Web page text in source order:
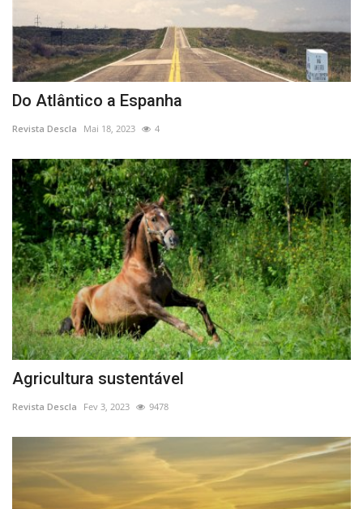
Do Atlântico a Espanha
Revista Descla Mai 18, 2023 4
Agricultura sustentável
Revista Descla Fev 3, 2023 9478